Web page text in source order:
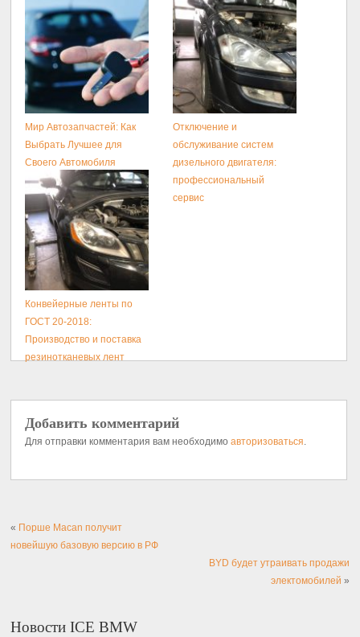
Мир Автозапчастей: Как
Выбрать Лучшее для
Своего Автомобиля
Отключение и
обслуживание систем
дизельного двигателя:
профессиональный
сервис
Конвейерные ленты по
ГОСТ 20-2018:
Производство и поставка
резинотканевых лент
Добавить комментарий
Для отправки комментария вам необходимоавторизоваться.
« Порше Macan получит
новейшую базовую версию в РФ
BYD будет утраивать продажи
электомобилей »
Новости ICE BMW